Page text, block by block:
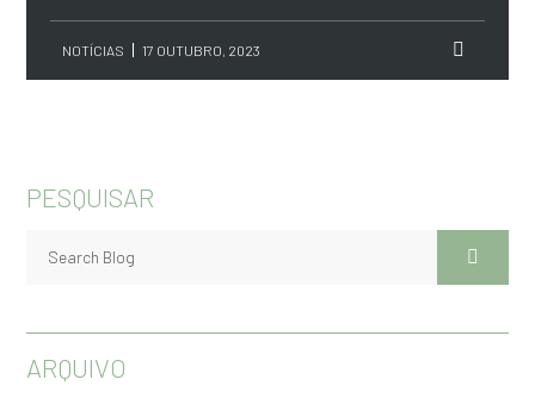
NOTÍCIAS 17 OUTUBRO, 2023
PESQUISAR
ARQUIVO